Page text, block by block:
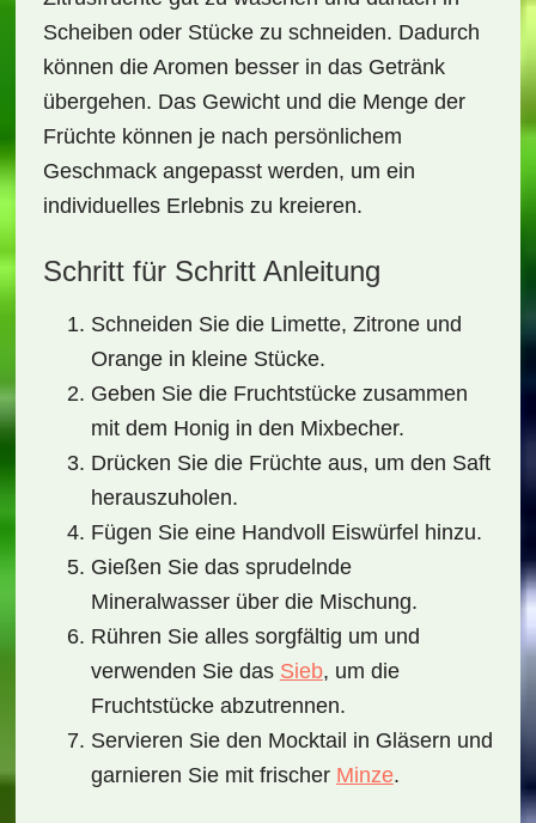
Scheiben oder Stücke zu schneiden. Dadurch
können die Aromen besser in das Getränk
übergehen. Das Gewicht und die Menge der
Früchte können je nach persönlichem
Geschmack angepasst werden, um ein
individuelles Erlebnis zu kreieren.
Schritt für Schritt Anleitung
Schneiden Sie die Limette, Zitrone und
Orange in kleine Stücke.
Geben Sie die Fruchtstücke zusammen
mit dem Honig in den Mixbecher.
Drücken Sie die Früchte aus, um den Saft
herauszuholen.
Fügen Sie eine Handvoll Eiswürfel hinzu.
Gießen Sie das sprudelnde
Mineralwasser über die Mischung.
Rühren Sie alles sorgfältig um und
verwenden Sie das Sieb, um die
Fruchtstücke abzutrennen.
Servieren Sie den Mocktail in Gläsern und
garnieren Sie mit frischer Minze.